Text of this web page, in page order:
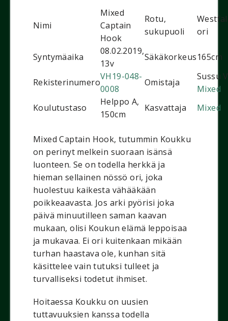
Nimi
Mixed
Captain
Hook
Rotu,
sukupuoli
ori
Syntymäaika
08.02.2019,
13v
Säkäkorkeus165cm
Rekisterinumero
VH19-048-
0008
Omistaja
Sussu
Mixed
Koulutustaso
Helppo A,
150cm
Kasvattaja Mixed
Mixed Captain Hook, tutummin Koukku
on perinyt melkein suoraan isänsä
luonteen. Se on todella herkkä ja
hieman sellainen nössö ori, joka
huolestuu kaikesta vähääkään
poikkeaavasta. Jos arki pyörisi joka
päivä minuutilleen saman kaavan
mukaan, olisi Koukun elämä leppoisaa
ja mukavaa. Ei ori kuitenkaan mikään
turhan haastava ole, kunhan sitä
käsittelee vain tutuksi tulleet ja
turvalliseksi todetut ihmiset.
Hoitaessa Koukku on uusien
tuttavuuksien kanssa todella